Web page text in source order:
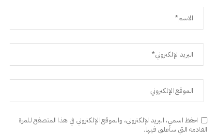
احفظ اسمي، البريد الإلكتروني، والموقع الإلكتروني في هذا المتصفح للمرة
القادمة التي سأعلق فيها.